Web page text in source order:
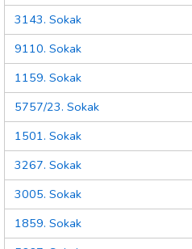
3143. Sokak
9110. Sokak
1159. Sokak
5757/23. Sokak
1501. Sokak
3267. Sokak
3005. Sokak
1859. Sokak